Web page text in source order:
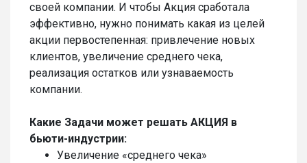
своей компании. И чтобы Акция сработала
эффективно, нужно понимать какая из целей
акции первостепенная: привлечение новых
клиентов, увеличение среднего чека,
реализация остатков или узнаваемость
компании.
Какие Задачи может решать АКЦИЯ в
бьюти-индустрии:
Увеличение «среднего чека»